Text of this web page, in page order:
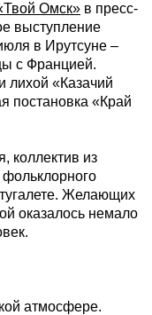
Омск» в пресс-
выступление
в Ирутсуне –
с Францией.
лихой «Казачий
постановка «Край
коллектив из
Желающих
оказалось немало
атмосфере.